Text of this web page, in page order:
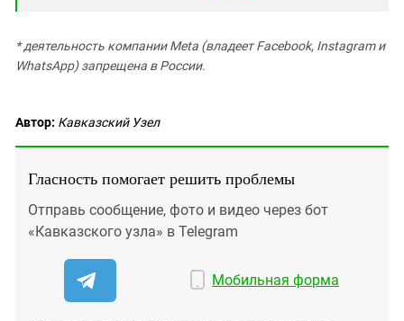
* деятельность компании Meta (владеет Facebook, Instagram и
WhatsApp) запрещена в России.
Автор: Кавказский Узел
Гласность помогает решить проблемы
Отправь сообщение, фото и видео через бот
«Кавказского узла» в Telegram
Мобильная форма